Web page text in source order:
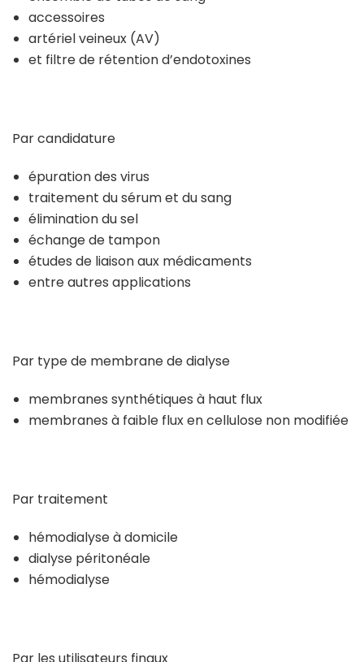
accessoires
artériel veineux (AV)
et filtre de rétention d’endotoxines
Par candidature
épuration des virus
traitement du sérum et du sang
élimination du sel
échange de tampon
études de liaison aux médicaments
entre autres applications
Par type de membrane de dialyse
membranes synthétiques à haut flux
membranes à faible flux en cellulose non modifiée
Par traitement
hémodialyse à domicile
dialyse péritonéale
hémodialyse